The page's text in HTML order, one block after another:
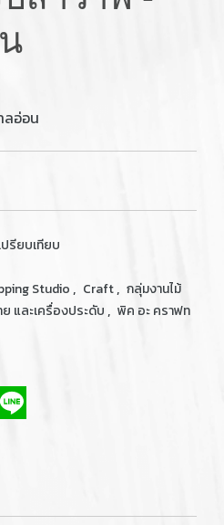
อ่อน
ปรียบเทียบ
Studio , Craft, กลุ่มงานไม้
และเครื่องประดับ , พิค อะ คราฟท